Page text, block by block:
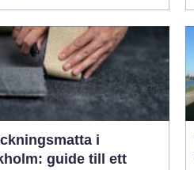
i
guide till ett